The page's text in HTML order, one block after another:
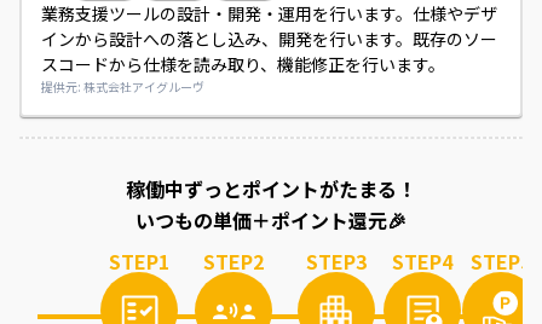
業務支援ツールの設計・開発・運用を行います。仕様やデザ
インから設計への落とし込み、開発を行います。既存のソー
スコードから仕様を読み取り、機能修正を行います。
提供元: 株式会社アイグルーヴ
稼働中ずっとポイントがたまる！
いつもの単価＋ポイント還元🎉
STEP1 STEP2 STEP3 STEP4 STEP5